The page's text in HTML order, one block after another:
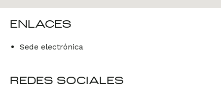
ENLACES
Sede electrónica
REDES SOCIALES